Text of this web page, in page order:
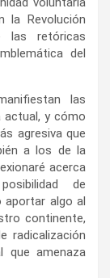
la Revolución
las retóricas
del
las
actual, y cómo
agresiva que
a los de la
acerca
de
algo al
continente,
radicalización
que amenaza